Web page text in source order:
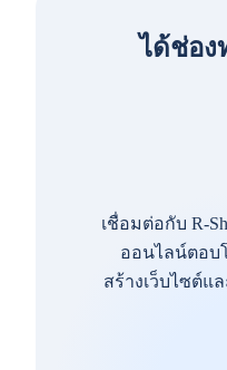
ได้ช่อง
เชื่อมต่อกับ R-
ออนไลน์ตอบ
สร้างเว็บไซต์แ